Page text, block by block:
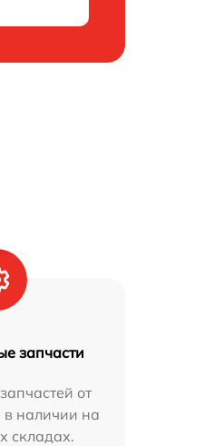
запчасти
от
в наличии на
складах.